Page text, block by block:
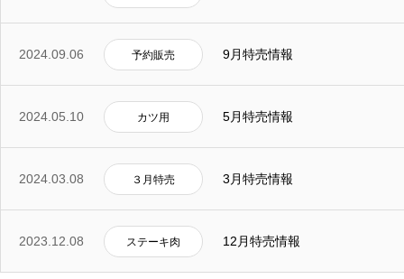
2024.09.06 予約販売 9月特売情報
2024.05.10 カツ用 5月特売情報
2024.03.08 ３月特売 3月特売情報
2023.12.08 ステーキ肉 12月特売情報